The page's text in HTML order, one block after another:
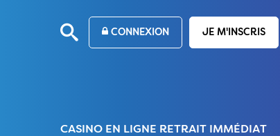
CONNEXION JE M'INSCRIS
CASINO EN LIGNE RETRAIT IMMÉDIAT